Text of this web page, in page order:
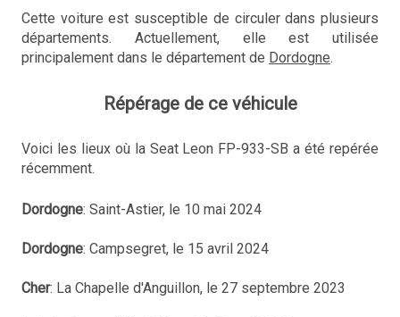
Cette voiture est susceptible de circuler dans plusieurs
départements. Actuellement, elle est utilisée
principalement dans le département de Dordogne.
Répérage de ce véhicule
Voici les lieux où la Seat Leon FP-933-SB a été repérée
récemment.
Dordogne: Saint-Astier, le 10 mai 2024
Dordogne: Campsegret, le 15 avril 2024
Cher: La Chapelle d'Anguillon, le 27 septembre 2023